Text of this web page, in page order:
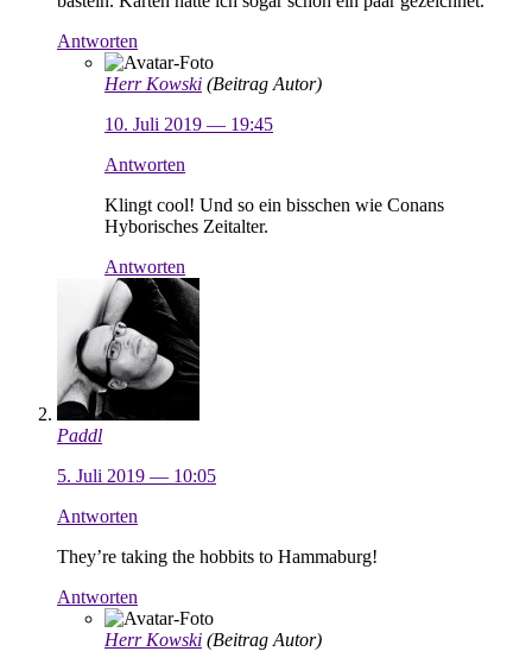
Antworten
Herr Kowski (Beitrag Autor)
10. Juli 2019 — 19:45
Antworten
Klingt cool! Und so ein bisschen wie Conans
Hyborisches Zeitalter.
Antworten
Paddl
5. Juli 2019 — 10:05
Antworten
They’re taking the hobbits to Hammaburg!
Antworten
Herr Kowski (Beitrag Autor)